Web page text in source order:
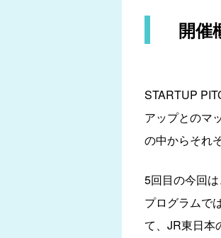
開催
STARTUP
アップとのマ
の中からそれ
5回目の今回
プログラムで
て、JR東日本